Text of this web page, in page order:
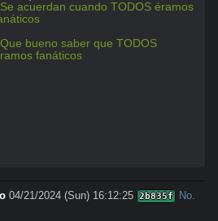
acuerdan cuando TODOS éramos
bueno saber que TODOS
fanáticos
04/21/2024 (Sun) 16:12:25 2b835f
No.